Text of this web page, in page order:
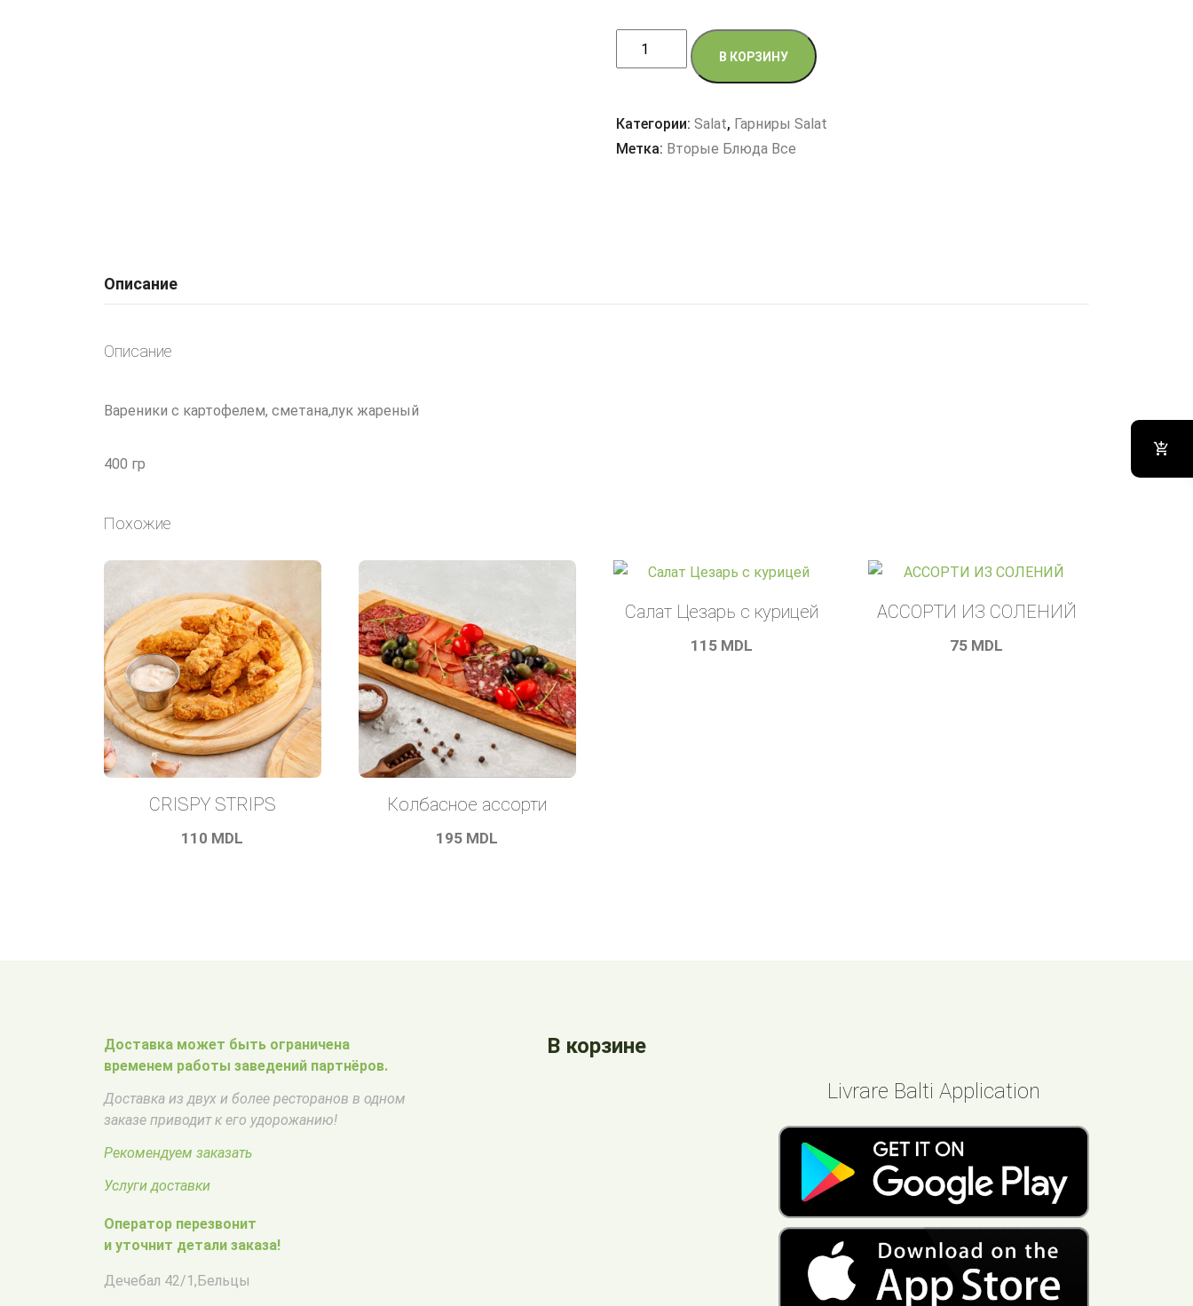
Количество
товара
с
картофелем
В КОРЗИНУ
Категории:Salat, Гарниры Salat
Метка: Вторые Блюда Все
Описание
Описание
Вареники с картофелем, сметана,лук жареный
400 гр
Похожие
CRISPY STRIPS
110 MDL
Колбасное ассорти
195 MDL
Салат Цезарь с курицей
115 MDL
АССОРТИ ИЗ СОЛЕНИЙ
75 MDL
Доставка может быть ограничена
временем работы заведений партнёров.
Доставка из двух и более ресторанов в одном
заказе приводит к его удорожанию!
Рекомендуем заказать
Услуги доставки
Оператор перезвонит
и уточнит детали заказа!
Дечебал 42/1 , Бельцы
В корзине
Livrare Balti Application